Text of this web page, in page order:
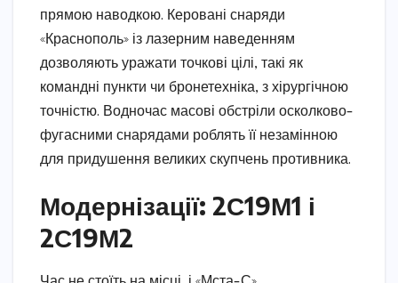
прямою наводкою. Керовані снаряди
«Краснополь» із лазерним наведенням
дозволяють уражати точкові цілі, такі як
командні пункти чи бронетехніка, з хірургічною
точністю. Водночас масові обстріли осколково-
фугасними снарядами роблять її незамінною
для придушення великих скупчень противника.
Модернізації: 2С19М1 і
2С19М2